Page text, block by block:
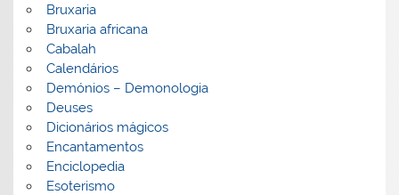
Bruxaria
Bruxaria africana
Cabalah
Calendários
Demónios – Demonologia
Deuses
Dicionários mágicos
Encantamentos
Enciclopedia
Esoterismo